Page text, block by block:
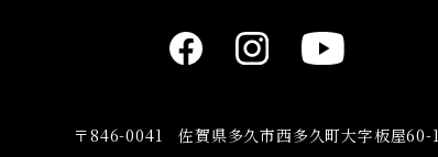
〒846-0041 佐賀県多久市西多久町大字板屋60-1